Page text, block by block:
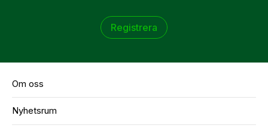
Registrera
Om oss
Nyhetsrum